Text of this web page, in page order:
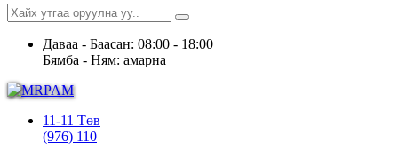
Даваа - Баасан: 08:00 - 18:00
Бямба - Ням: амарна
11-11 Төв
(976) 110